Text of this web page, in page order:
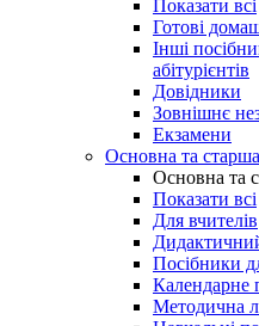
Показати всі
Готові
Інші
абітурієнтів
Довідники
Зовнішнє
Екзамени
Основна та
Основна та
Показати всі
Для вчителів
Посібники
Календарне
Методична